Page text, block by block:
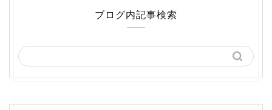
ブログ内記事検索